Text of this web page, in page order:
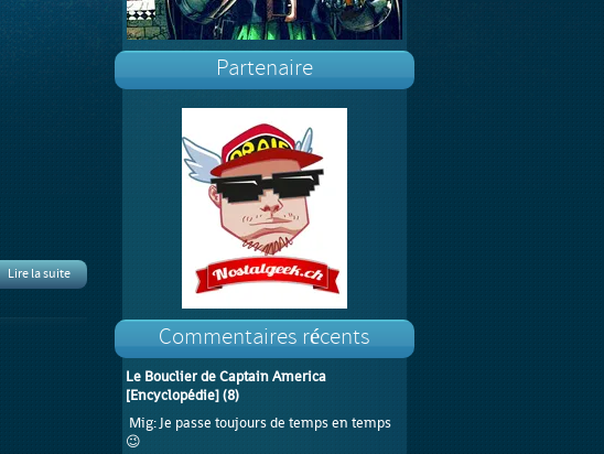
Partenaire
Commentaires récents
Le Bouclier de Captain America
[Encyclopédie](8)
Mig: Je passe toujours de temps en temps
😉
Lire la suite